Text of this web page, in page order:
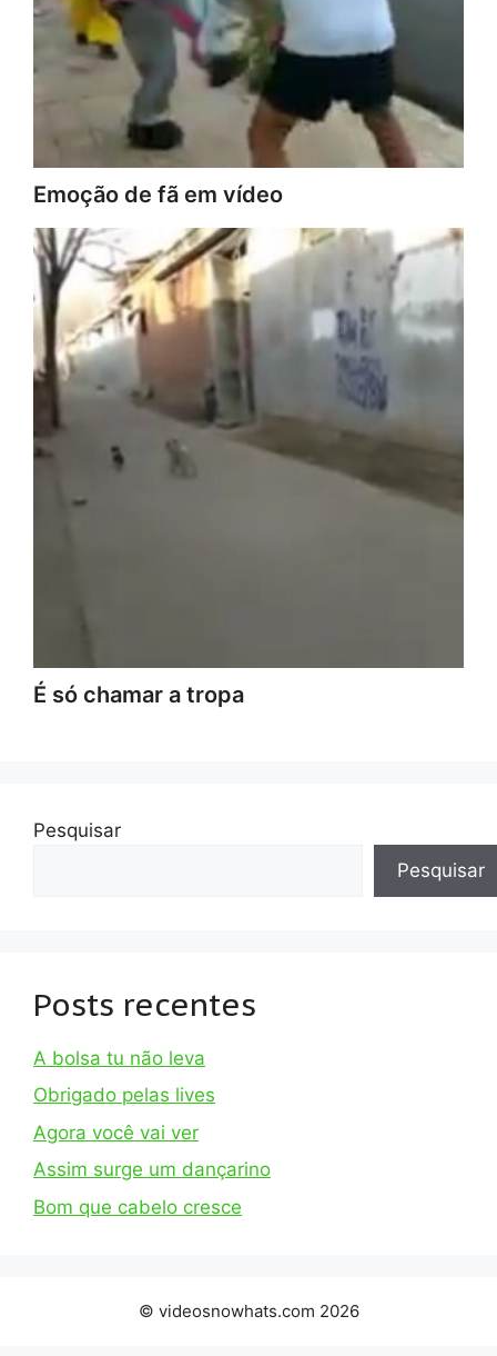
Emoção de fã em vídeo
É só chamar a tropa
Pesquisar
Pesquisar
Posts recentes
A bolsa tu não leva
Obrigado pelas lives
Agora você vai ver
Assim surge um dançarino
Bom que cabelo cresce
© videosnowhats.com 2026